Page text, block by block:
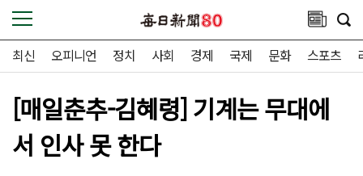
최신 오피니언 정치 사회 경제 국제 문화 스포츠
[매일춘추-김혜령] 기계는 무대에
서 인사 못 한다